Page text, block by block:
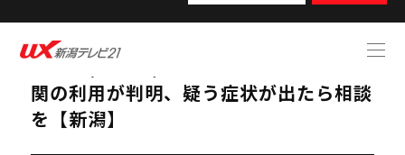
2026.02.13
麻しん(はしか)患者が発生：公共交通機
関の利用が判明、疑う症状が出たら相談
を【新潟】